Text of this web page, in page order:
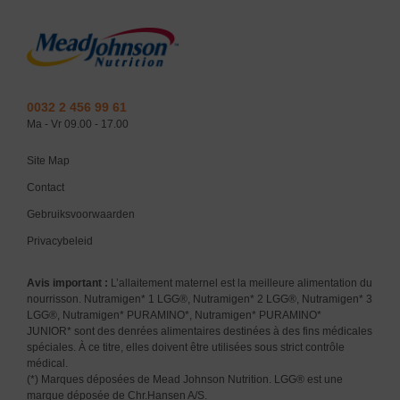
0032 2 456 99 61
Ma - Vr 09.00 - 17.00
Site Map
Contact
Gebruiksvoorwaarden
Privacybeleid
Avis important : L’allaitement maternel est la meilleure alimentation du
nourrisson. Nutramigen* 1 LGG®, Nutramigen* 2 LGG®, Nutramigen* 3
LGG®, Nutramigen* PURAMINO*, Nutramigen* PURAMINO*
JUNIOR* sont des denrées alimentaires destinées à des fins médicales
spéciales. À ce titre, elles doivent être utilisées sous strict contrôle
médical.
(*) Marques déposées de Mead Johnson Nutrition. LGG® est une
marque déposée de Chr.Hansen A/S.